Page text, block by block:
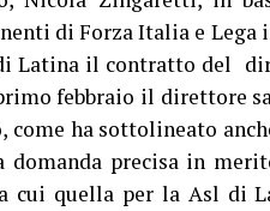
di Forza Italia e Lega
Latina il contratto del
febbraio il direttore
come ha sottolineato
domanda precisa in
cui quella per la Asl di